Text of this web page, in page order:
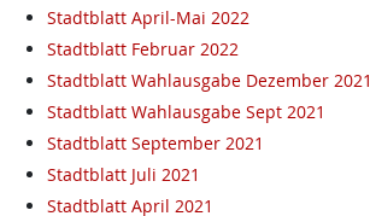
Stadtblatt April-Mai 2022
Stadtblatt Februar 2022
Stadtblatt Wahlausgabe Dezember 2021
Stadtblatt Wahlausgabe Sept 2021
Stadtblatt September 2021
Stadtblatt Juli 2021
Stadtblatt April 2021